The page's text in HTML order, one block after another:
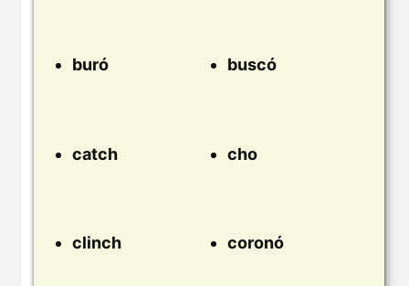
buró buscó
catch cho
clinch coronó